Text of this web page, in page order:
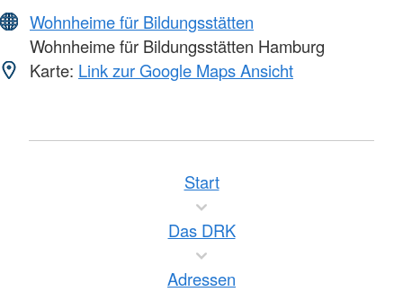
Wohnheime für Bildungsstätten
Wohnheime für Bildungsstätten Hamburg
Karte: Link zur Google Maps Ansicht
Start
Das DRK
Adressen